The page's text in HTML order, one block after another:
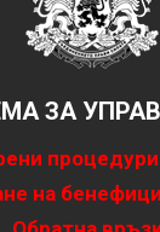
ЗА
на